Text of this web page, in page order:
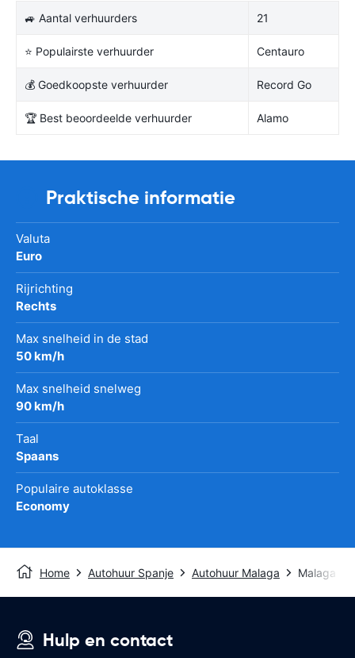
🚙 Aantal verhuurders 21
⭐ Populairste verhuurder Centauro
💰 Goedkoopste verhuurder Record Go
🏆 Best beoordeelde verhuurder Alamo
Praktische informatie
Valuta
Euro
Rijrichting
Rechts
Max snelheid in de stad
50 km/h
Max snelheid snelweg
90 km/h
Taal
Spaans
Populaire autoklasse
Economy
Home Autohuur Spanje Autohuur Malaga Malaga
Hulp en contact